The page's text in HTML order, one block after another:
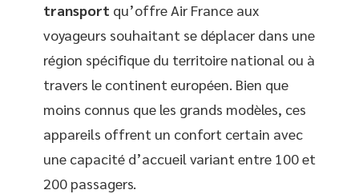
transport qu’offre Air France aux
voyageurs souhaitant se déplacer dans une
région spécifique du territoire national ou à
travers le continent européen. Bien que
moins connus que les grands modèles, ces
appareils offrent un confort certain avec
une capacité d’accueil variant entre 100 et
200 passagers.